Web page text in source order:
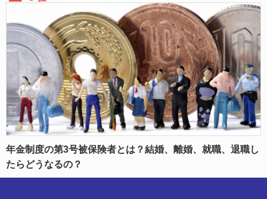
年金制度の第3号被保険者とは？結婚、離婚、就職、退職し
たらどうなるの？